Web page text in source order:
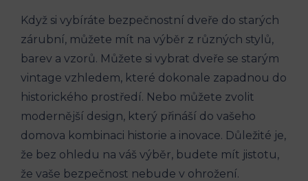
Když si vybíráte bezpečnostní dveře do starých
zárubní, můžete mít na výběr z různých stylů,
barev a vzorů. Můžete si vybrat dveře se starým
vintage vzhledem, které dokonale zapadnou do
historického prostředí. Nebo můžete zvolit
modernější design, který přináší do vašeho
domova kombinaci historie a inovace. Důležité je,
že bez ohledu na váš výběr, budete mít jistotu,
že vaše bezpečnost nebude v ohrožení.